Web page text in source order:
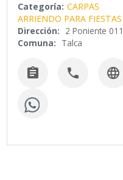
Categoría: CARPAS
ARRIENDO PARA
Dirección: 2 Poniente
Comuna: Talca
  